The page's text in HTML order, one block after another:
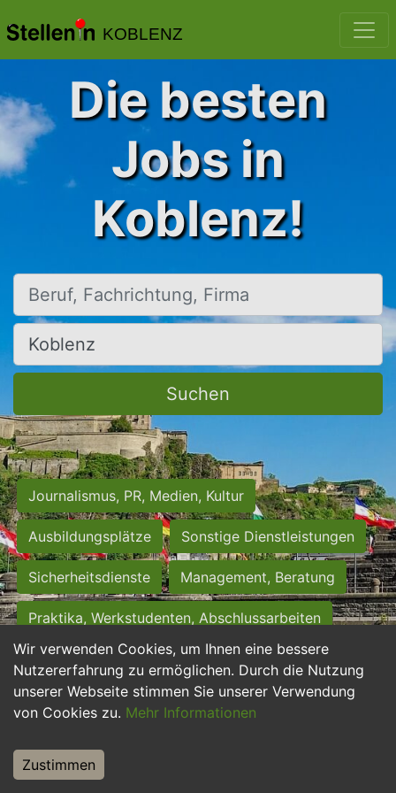
KOBLENZ
Wir verwenden Cookies, um Ihnen eine bessere
Nutzererfahrung zu ermöglichen. Durch die Nutzung
unserer Webseite stimmen Sie unserer Verwendung
von Cookies zu. Mehr Informationen
Zustimmen
Die besten
Jobs in
Koblenz!
Beruf, Fachrichtung, Firma
Ort, Stadt
Suchen
Journalismus, PR, Medien, Kultur
Ausbildungsplätze Sonstige Dienstleistungen
Sicherheitsdienste Management, Beratung
Praktika, Werkstudenten, Abschlussarbeiten
Personalwesen Assistenz, Sekretariat
Hilfskräfte, Aushilfs- und Nebenjobs
Weiterbildung, Studium, duale Ausbildung